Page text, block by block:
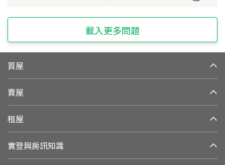
載入更多問題
買屋
賣屋
租屋
實登與房訊知識